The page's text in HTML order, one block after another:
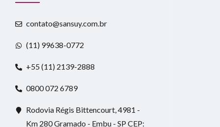
contato@sansuy.com.br
(11) 99638-0772
+55 (11) 2139-2888
0800 072 6789
Rodovia Régis Bittencourt, 4981 -
Km 280 Gramado - Embu - SP CEP: